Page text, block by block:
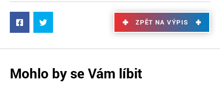
ZPĚT NA VÝPIS
Mohlo by se Vám líbit